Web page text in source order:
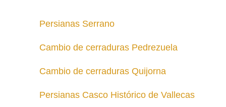
Persianas Serrano
Cambio de cerraduras Pedrezuela
Cambio de cerraduras Quijorna
Persianas Casco Histórico de Vallecas